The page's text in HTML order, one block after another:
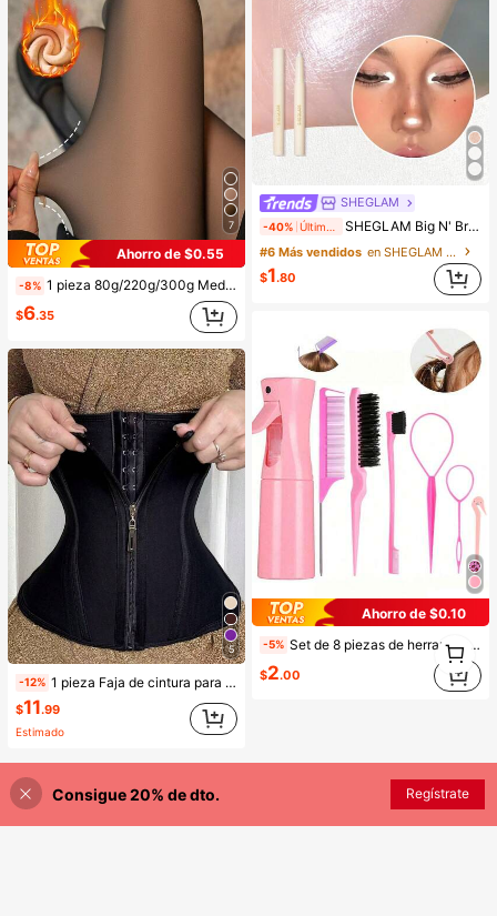
7
Ahorro de $0.55
-8% 1 pieza 80g/220g/300g Medias negras transparentes y sexys para mujer, medias sexys de negocios para primavera, otoño e invierno, medias con forro cálido, leggings cálidos (adecuados para 5-15°C), uso diario
$6.35
5
-12% 1 pieza Faja de cintura para mujer para entrenamiento fitness, danza, yoga y deportes, cinturón de cintura diario con tela de malla, transpirable
$11.99
Estimado
SHEGLAM
-40% SHEGLAM Big N' Bright LáPiz De Ojos-Frost Brillos Marca De Belleza CosméTica Maquillaje Para Mujeres Y NiñAs
#6 Más vendidos
en SHEGLAM Maquillaje
$1.80
Ahorro de $0.10
-5% Set de 8 piezas de herramientas para el peinado en color rosa - Botella rociadora, peine de cola, cepillo volumizador, moldeador de moño y pasadores para el cabello, adecuado para trenzar y peinados DIY
$2.00
1
Consigue 20% de dto. Regístrate